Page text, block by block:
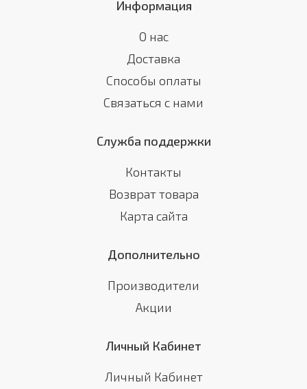
Информация
О нас
Доставка
Способы оплаты
Связаться с нами
Служба поддержки
Контакты
Возврат товара
Карта сайта
Дополнительно
Производители
Акции
Личный Кабинет
Личный Кабинет